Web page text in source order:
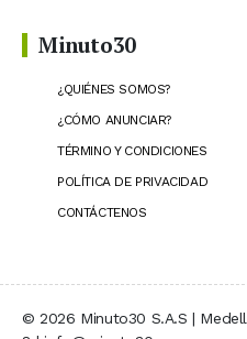
Minuto30
¿QUIÉNES SOMOS?
¿CÓMO ANUNCIAR?
TÉRMINO Y CONDICIONES
POLÍTICA DE PRIVACIDAD
CONTÁCTENOS
© 2026 Minuto30 S.A.S |